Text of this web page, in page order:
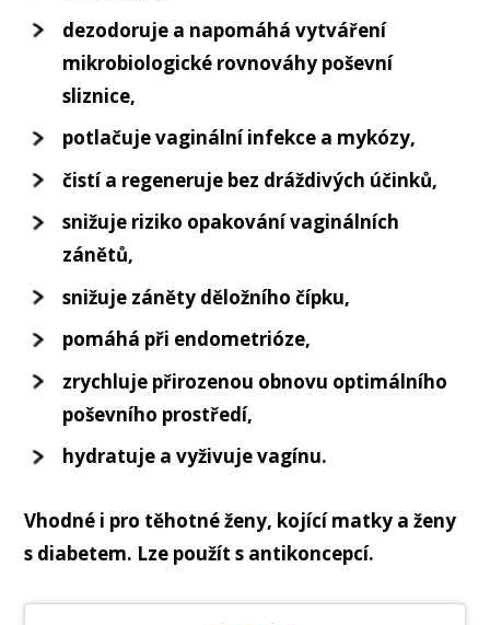
dezodoruje a napomáhá vytváření
mikrobiologické rovnováhy poševní
sliznice,
potlačuje vaginální infekce a mykózy,
čistí a regeneruje bez dráždivých účinků,
snižuje riziko opakování vaginálních
zánětů,
snižuje záněty děložního čípku,
pomáhá při endometrióze,
zrychluje přirozenou obnovu optimálního
poševního prostředí,
hydratuje a vyživuje vagínu.
Vhodné i pro těhotné ženy, kojící matky a ženy
s diabetem. Lze použít s antikoncepcí.